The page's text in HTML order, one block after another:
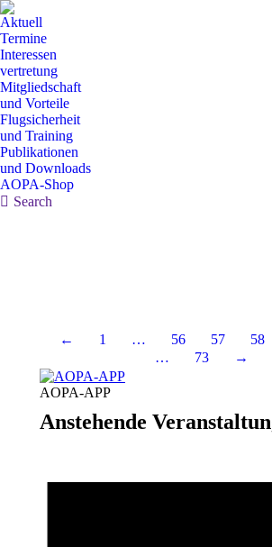
Aktuell
Termine
Interessen
vertretung
Mitgliedschaft
und Vorteile
Flugsicherheit
und Training
Publikationen
und Downloads
AOPA-Shop
Search:
Search
← 1 … 56 57 58
…
73 →
AOPA-APP
Anstehende